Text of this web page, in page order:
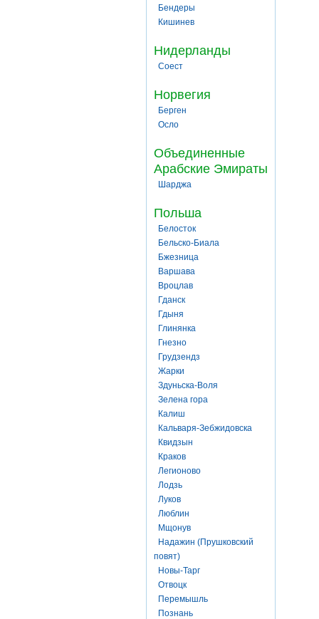
Бендеры
Кишинев
Нидерланды
Соест
Норвегия
Берген
Осло
Объединенные
Арабские Эмираты
Шарджа
Польша
Белосток
Бельско-Биала
Бжезница
Варшава
Вроцлав
Гданск
Гдыня
Глинянка
Гнезно
Грудзендз
Жарки
Здуньска-Воля
Зелена гора
Калиш
Кальваря-Зебжидовска
Квидзын
Краков
Легионово
Лодзь
Луков
Люблин
Мщонув
Надажин (Прушковский
повят)
Новы-Тарг
Отвоцк
Перемышль
Познань